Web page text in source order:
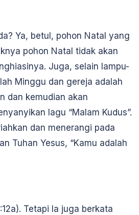
Ya, betul, pohon Natal yang
pohon Natal tidak akan
Juga, selain lampu-
Minggu dan gereja adalah
dan kemudian akan
lagu “Malam Kudus”.
dan menerangi pada
Tuhan Yesus, “Kamu adalah
Tetapi Ia juga berkata